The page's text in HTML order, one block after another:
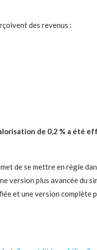
des revenus :
de 0,2 % a été
de se mettre en règle
version plus avancée du
et une version complète